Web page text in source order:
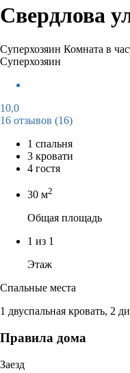
Свердлова
Суперхозяин Комната в
Суперхозяин
10,0
16 отзывов (16)
1 спальня
3 кровати
4 гостя
30 м2
Общая площадь
1 из 1
Этаж
Спальные места
1 двуспальная кровать, 2
Правила дома
Заезд